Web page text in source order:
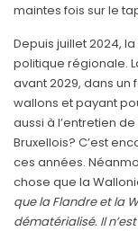
maintes fois sur le
Depuis juillet 2024,
politique régionale.
avant 2029, dans
wallons et payant
aussi à l’entretien
Bruxellois? C’est
ces années.
chose que la
que la Flandre et la
dématérialisé. Il